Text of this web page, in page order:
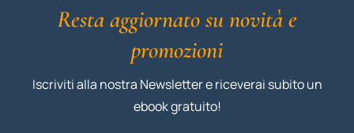
Resta aggiornato su novità e
promozioni
Iscriviti alla nostra Newsletter e riceverai subito un
ebook gratuito!